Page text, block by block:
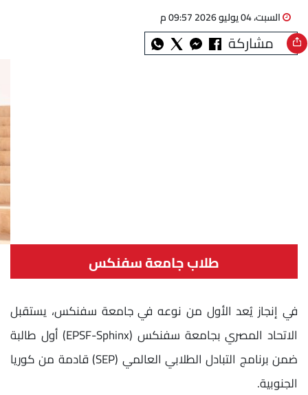
السبت، 04 يوليو 2026 09:57 م
مشاركة
طلاب جامعة سفنكس
في إنجاز يُعد الأول من نوعه في جامعة سفنكس، يستقبل
الاتحاد المصري بجامعة سفنكس (EPSF-Sphinx) أول طالبة
ضمن برنامج التبادل الطلابي العالمي (SEP) قادمة من كوريا
الجنوبية.